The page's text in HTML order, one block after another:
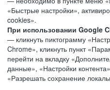
«Быстрые настройки»,
cookies».
При использовании Google
— кликнуть пиктограмму
Chrome», кликнуть пункт
перейти на вкладку
данные», «Настройки
«Разрешать сохранение